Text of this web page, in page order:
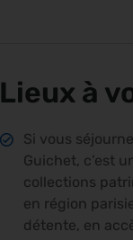
Lieux à
Si vous
Guichet, c’est
collections
en région
détente, en